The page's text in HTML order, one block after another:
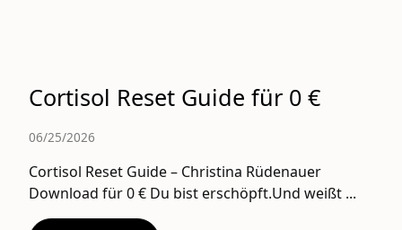
Cortisol Reset Guide für 0 €
06/25/2026
Cortisol Reset Guide – Christina Rüdenauer
Download für 0 € Du bist erschöpft.Und weißt ...